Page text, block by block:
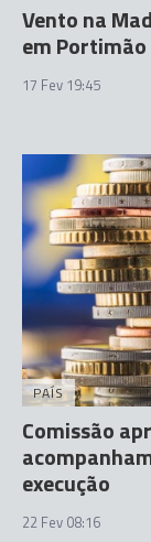
Vento na
em Portimão
17 Fev 19:45
PAÍS
Comissão
execução
22 Fev 08:16